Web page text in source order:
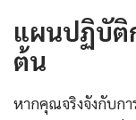
แผนปฏิบัติ
ต้น
หากคุณจริงจังกับกา